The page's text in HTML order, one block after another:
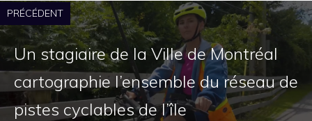
PRÉCÉDENT
Un stagiaire de la Ville de Montréal
cartographie l’ensemble du réseau de
pistes cyclables de l’île